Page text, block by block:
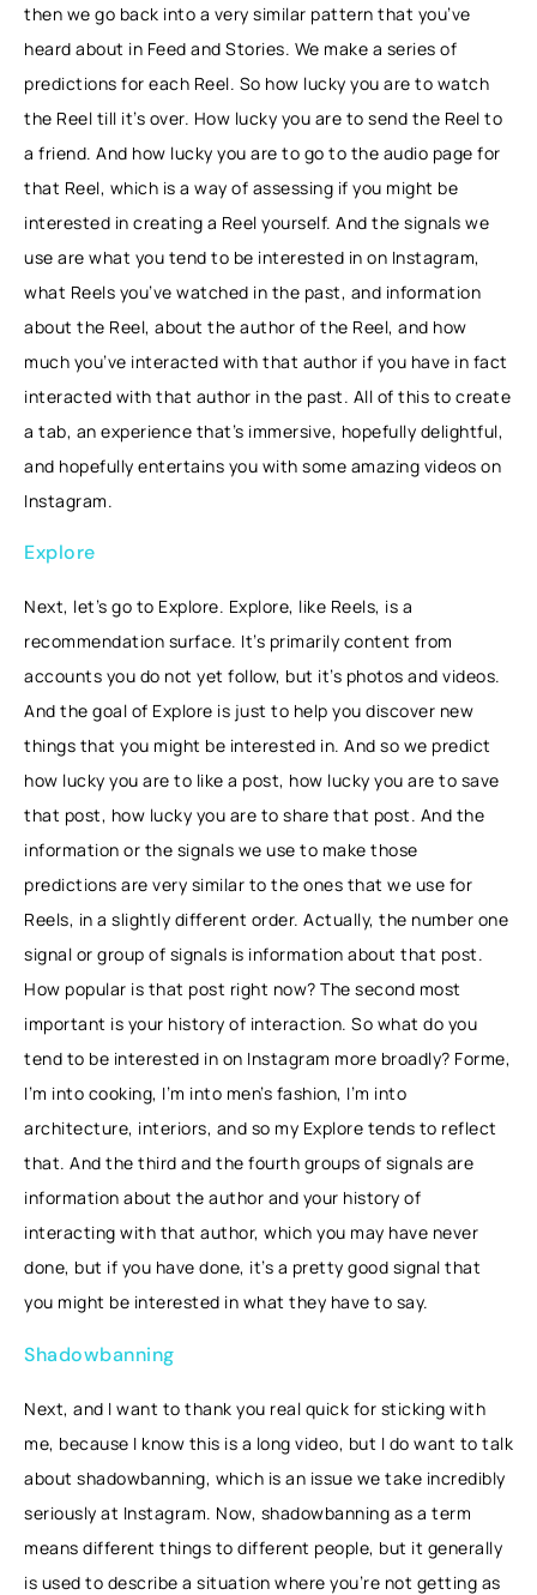
then we go back into a very similar pattern that you’ve
heard about in Feed and Stories. We make a series of
predictions for each Reel. So how lucky you are to watch
the Reel till it’s over. How lucky you are to send the Reel to
a friend. And how lucky you are to go to the audio page for
that Reel, which is a way of assessing if you might be
interested in creating a Reel yourself. And the signals we
use are what you tend to be interested in on Instagram,
what Reels you’ve watched in the past, and information
about the Reel, about the author of the Reel, and how
much you’ve interacted with that author if you have in fact
interacted with that author in the past. All of this to create
a tab, an experience that’s immersive, hopefully delightful,
and hopefully entertains you with some amazing videos on
Instagram.
Explore
Next, let’s go to Explore. Explore, like Reels, is a
recommendation surface. It’s primarily content from
accounts you do not yet follow, but it’s photos and videos.
And the goal of Explore is just to help you discover new
things that you might be interested in. And so we predict
how lucky you are to like a post, how lucky you are to save
that post, how lucky you are to share that post. And the
information or the signals we use to make those
predictions are very similar to the ones that we use for
Reels, in a slightly different order. Actually, the number one
signal or group of signals is information about that post.
How popular is that post right now? The second most
important is your history of interaction. So what do you
tend to be interested in on Instagram more broadly? Forme,
I’m into cooking, I’m into men’s fashion, I’m into
architecture, interiors, and so my Explore tends to reflect
that. And the third and the fourth groups of signals are
information about the author and your history of
interacting with that author, which you may have never
done, but if you have done, it’s a pretty good signal that
you might be interested in what they have to say.
Shadowbanning
Next, and I want to thank you real quick for sticking with
me, because I know this is a long video, but I do want to talk
about shadowbanning, which is an issue we take incredibly
seriously at Instagram. Now, shadowbanning as a term
means different things to different people, but it generally
is used to describe a situation where you’re not getting as